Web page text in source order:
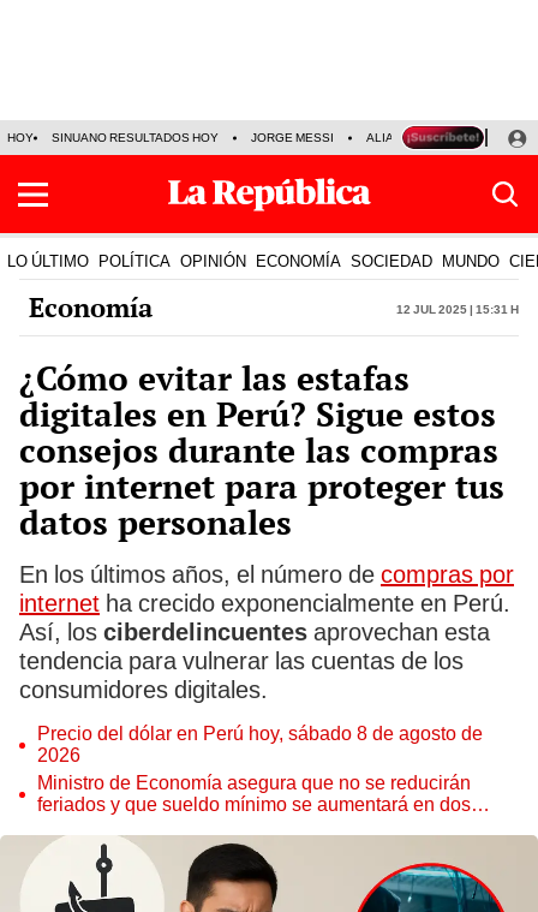
HOY SINUANO RESULTADOS HOY JORGE MESSI ALIANZA LIMA VS SPORT
LO ÚLTIMO POLÍTICA OPINIÓN ECONOMÍA SOCIEDAD MUNDO
Economía 12 Jul 2025 | 15:31 h
¿Cómo evitar las estafas
digitales en Perú? Sigue estos
consejos durante las compras
por internet para proteger tus
datos personales
En los últimos años, el número de compras por
internet ha crecido exponencialmente en Perú.
Así, los ciberdelincuentes aprovechan esta
tendencia para vulnerar las cuentas de los
consumidores digitales.
Precio del dólar en Perú hoy, sábado 8 de agosto de
2026
Ministro de Economía asegura que no se reducirán
feriados y que sueldo mínimo se aumentará en dos